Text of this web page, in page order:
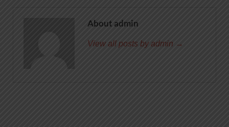
About admin
View all posts by admin →